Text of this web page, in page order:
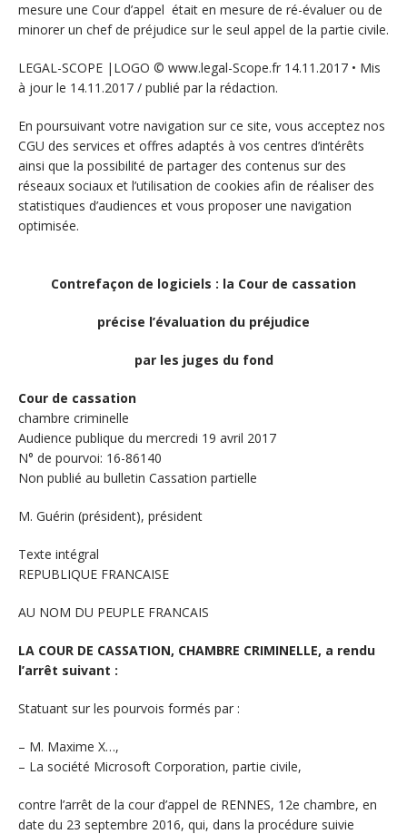
mesure une Cour d’appel était en mesure de ré-évaluer ou de
minorer un chef de préjudice sur le seul appel de la partie civile.
LEGAL-SCOPE |LOGO © www.legal-Scope.fr 14.11.2017 • Mis
à jour le 14.11.2017 / publié par la rédaction.
En poursuivant votre navigation sur ce site, vous acceptez nos
CGU des services et offres adaptés à vos centres d’intérêts
ainsi que la possibilité de partager des contenus sur des
réseaux sociaux et l’utilisation de cookies afin de réaliser des
statistiques d’audiences et vous proposer une navigation
optimisée.
Contrefaçon de logiciels : la Cour de cassation
précise l’évaluation du préjudice
par les juges du fond
Cour de cassation
chambre criminelle
Audience publique du mercredi 19 avril 2017
N° de pourvoi: 16-86140
Non publié au bulletin Cassation partielle
M. Guérin (président), président
Texte intégral
REPUBLIQUE FRANCAISE
AU NOM DU PEUPLE FRANCAIS
LA COUR DE CASSATION, CHAMBRE CRIMINELLE, a rendu
l’arrêt suivant :
Statuant sur les pourvois formés par :
– M. Maxime X…,
– La société Microsoft Corporation, partie civile,
contre l’arrêt de la cour d’appel de RENNES, 12e chambre, en
date du 23 septembre 2016, qui, dans la procédure suivie